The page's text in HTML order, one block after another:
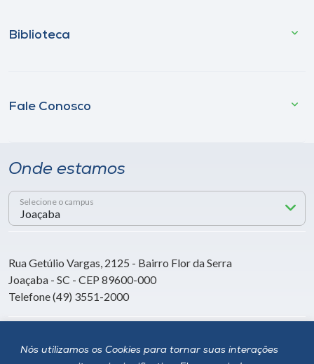
Nós utilizamos os Cookies para tornar suas interações
Biblioteca
Fale Conosco
Onde estamos
Selecione o campus
Rua Getúlio Vargas, 2125 - Bairro Flor da Serra
Joaçaba - SC - CEP 89600-000
Telefone (49) 3551-2000
Siga a Unoesc